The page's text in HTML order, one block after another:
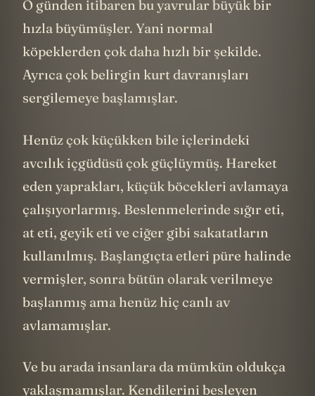
O günden itibaren bu yavrular büyük bir
hızla büyümüşler. Yani normal
köpeklerden çok daha hızlı bir şekilde.
Ayrıca çok belirgin kurt davranışları
Henüz çok küçükken bile içlerindeki
avcılık içgüdüsü çok güçlüymüş. Hareket
eden yaprakları, küçük böcekleri avlamaya
çalışıyorlarmış. Beslenmelerinde sığır eti,
at eti, geyik eti ve ciğer gibi sakatatların
kullanılmış. Başlangıçta etleri püre halinde
vermişler, sonra bütün olarak verilmeye
başlanmış ama henüz hiç canlı av
Ve bu arada insanlara da mümkün oldukça